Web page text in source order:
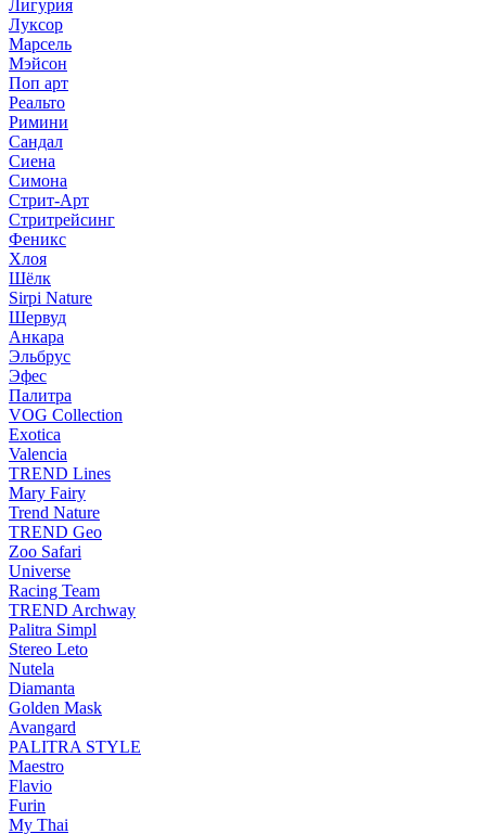
Лигурия
Луксор
Марсель
Мэйсон
Поп арт
Реальто
Римини
Сандал
Сиена
Симона
Стрит-Арт
Стритрейсинг
Феникс
Хлоя
Шёлк
Sirpi Nature
Шервуд
Анкара
Эльбрус
Эфес
Палитра
VOG Collection
Exotica
Valencia
TREND Lines
Mary Fairy
Trend Nature
TREND Geo
Zoo Safari
Universe
Racing Team
TREND Archway
Palitra Simpl
Stereo Leto
Nutela
Diamanta
Golden Mask
Avangard
PALITRA STYLE
Maestro
Flavio
Furin
My Thai